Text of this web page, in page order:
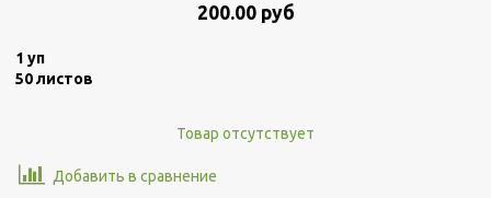
200.00 руб
1 уп
50 листов
Товар отсутствует
Добавить в сравнение